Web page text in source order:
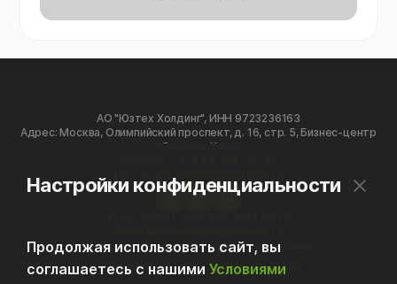
АО "Юзтех Холдинг", ИНН 9723236163
Адрес: Москва, Олимпийский проспект, д. 16, стр. 5, Бизнес-центр
«Олимпик Холл»
info-holding@usetech.ru
h
vk
tg
Политика обработки персональных данных
70.10 Деятельность головных офисов
Настройки конфиденциальности
Продолжая использовать сайт, вы
соглашаетесь с нашими Условиями